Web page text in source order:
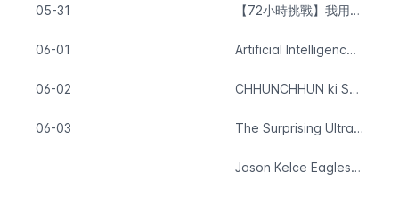
05-31
06-01
06-02
06-03
【72小時挑戰】我用AI從0做自媒體，3天全網播放量竟然破600000
Artificial Intelligence | 60 Minutes Full Episodes
CHHUNCHHUN ki SURGERY hogi😐
The Surprising Ultrasound that Changes EVERYTHING! (Raw Reactions)
Jason Kelce Eagles press conference | Today at 1pm